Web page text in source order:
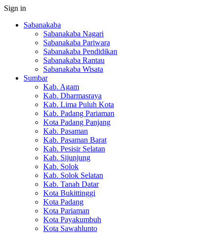
Sign in
Sabanakaba
Sabanakaba Nagari
Sabanakaba Pariwara
Sabanakaba Pendidikan
Sabanakaba Rantau
Sabanakaba Wisata
Sumbar
Kab. Agam
Kab. Dharmasraya
Kab. Lima Puluh Kota
Kab. Padang Pariaman
Kota Padang Panjang
Kab. Pasaman
Kab. Pasaman Barat
Kab. Pesisir Selatan
Kab. Sijunjung
Kab. Solok
Kab. Solok Selatan
Kab. Tanah Datar
Kota Bukittinggi
Kota Padang
Kota Pariaman
Kota Payakumbuh
Kota Sawahlunto